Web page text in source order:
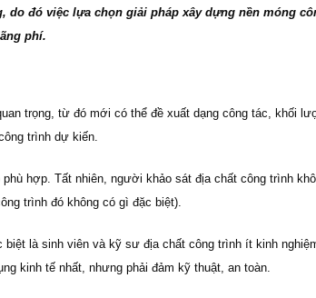
đó việc lựa chọn giải pháp xây dựng nền móng
phí.
trọng, từ đó mới có thể đề xuất dạng công tác, khối
trình dự kiến.
hợp. Tất nhiên, người khảo sát địa chất công trình
trình đó không có gì đặc biệt).
là sinh viên và kỹ sư địa chất công trình ít kinh
kinh tế nhất, nhưng phải đảm kỹ thuật, an toàn.